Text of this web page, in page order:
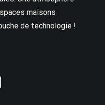
maisons
de technologie !